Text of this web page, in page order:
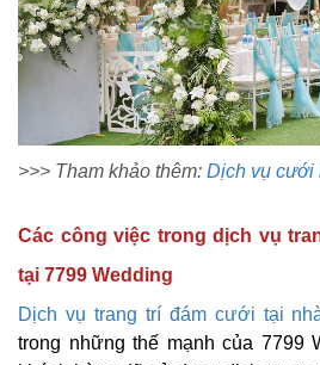
>>> Tham khảo thêm: Dịch vụ cưới
Các công việc trong dịch vụ
tại 7799 Wedding
Dịch vụ trang trí đám cưới tại
trong những thế mạnh của 7799